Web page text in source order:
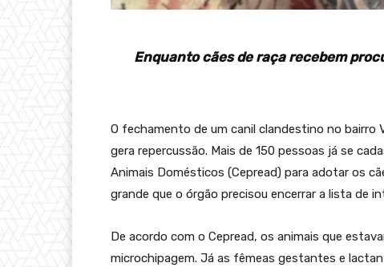
Enquanto cães de raça recebem
O fechamento de um canil clandestino no bairro
gera repercussão. Mais de 150 pessoas já se
Animais Domésticos (Cepread) para adotar os
grande que o órgão precisou encerrar a lista de
De acordo com o Cepread, os animais que
microchipagem. Já as fêmeas gestantes e